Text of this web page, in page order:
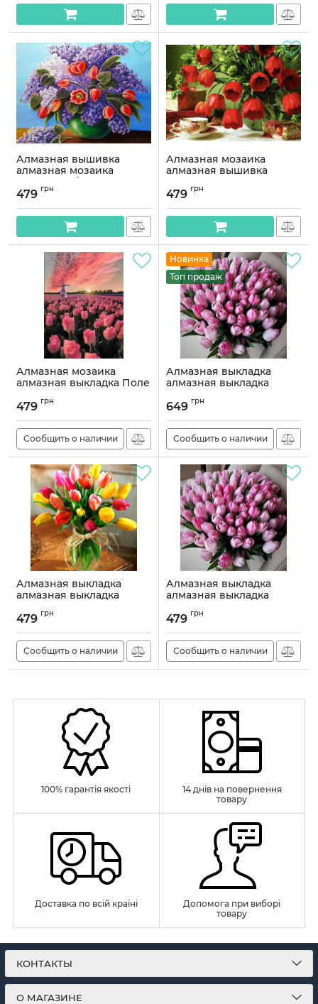
Алмазная вышивка
алмазная мозаика
Весенний букет 30x40
OG00150SS
Артикул:OG00150SS
479 грн
Алмазная мозаика
алмазная вышивка
OG00016SS
Артикул:OG00016SS
479 грн
Алмазная мозаика
алмазная выкладка Поле
OG00489SS
Артикул:OG00489SS
479 грн
Сообщить о наличии
Новинка
Топ продаж
Алмазная выкладка
алмазная выкладка
OG00036SB
Артикул:OG00036SB
649 грн
Сообщить о наличии
Алмазная выкладка
алмазная выкладка
OG00390SS
Артикул:OG00390SS
479 грн
Сообщить о наличии
Алмазная выкладка
алмазная выкладка
OG00036SS
Артикул:OG00036SS
479 грн
Сообщить о наличии
100% гарантія якості
14 днів на повернення
товару
Доставка по всій країні
Допомога при виборі
товару
КОНТАКТЫ
О МАГАЗИНЕ